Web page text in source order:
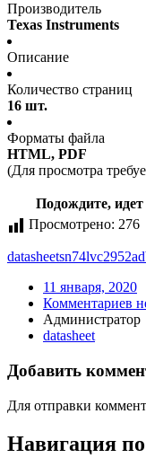
Производитель
Texas Instruments
Описание
Количество страниц
16 шт.
Форматы файла
HTML, PDF
(Для просмотра
Подождите,
Просмотрено: 276
datasheet
11 января, 2020
Комментариев
Администратор
datasheet
Добавить
Для отправки
Навигация